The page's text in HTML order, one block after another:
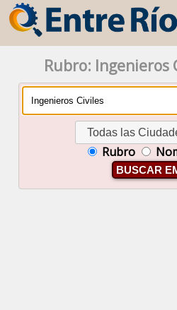
Rubro: Ingenieros
Todas las
Rubro
BUSCAR